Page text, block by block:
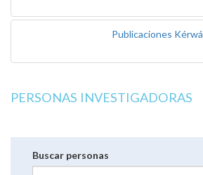
Publicaciones Kérwá
PERSONAS INVESTIGADORAS
Buscar personas